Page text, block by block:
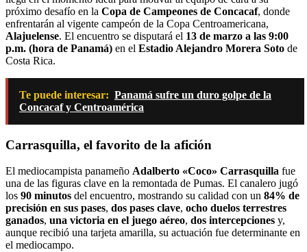
próximo desafío en la Copa de Campeones de Concacaf, donde
enfrentarán al vigente campeón de la Copa Centroamericana,
Alajuelense. El encuentro se disputará el 13 de marzo a las 9:00
p.m. (hora de Panamá) en el Estadio Alejandro Morera Soto de
Costa Rica.
Te puede interesar: Panamá sufre un duro golpe de la
Concacaf y Centroamérica
Carrasquilla, el favorito de la afición
El mediocampista panameño Adalberto «Coco» Carrasquilla fue
una de las figuras clave en la remontada de Pumas. El canalero jugó
los 90 minutos del encuentro, mostrando su calidad con un 84% de
precisión en sus pases, dos pases clave, ocho duelos terrestres
ganados, una victoria en el juego aéreo, dos intercepciones y,
aunque recibió una tarjeta amarilla, su actuación fue determinante en
el mediocampo.